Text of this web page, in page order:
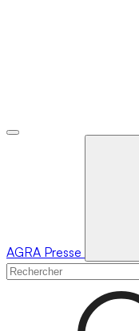
AGRA Presse